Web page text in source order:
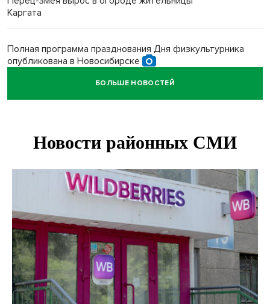
Каргата
Полная программа празднования Дня физкультурника
опубликована в Новосибирске
Прогноз погоды на 8-9 августа в Новосибирске сделали
Площадки для контроля перегруза начали строить на
Дольщики долгостроя на Титова в Новосибирске
получили ключи от квартир
Доля рыночной ипотеки в России превысила 50% по
итогам июля 2026 года
БОЛЬШЕ НОВОСТЕЙ